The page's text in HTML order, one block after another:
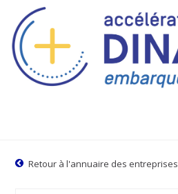
Retour à l'annuaire des entreprises
Cookies management panel